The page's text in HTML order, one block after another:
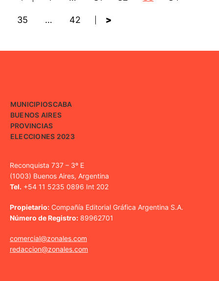
35 … 42 >
MUNICIPIOSCABA
BUENOS AIRES
PROVINCIAS
ELECCIONES 2023
Reconquista 737 – 3º E
(1003) Buenos Aires, Argentina
Tel. +54 11 5235 0896 Int 202
Propietario: Compañía Editorial Gráfica Argentina S.A.
Número de Registro: 89962701
comercial@zonales.com
redaccion@zonales.com